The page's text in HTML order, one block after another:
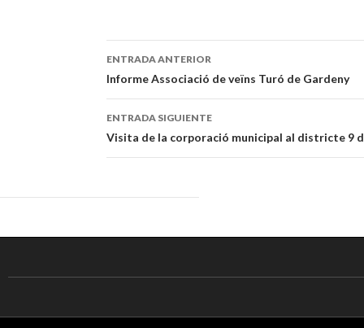
Navegación
de
entradas
ENTRADA ANTERIOR
Informe Associació de veïns Turó de Gardeny
ENTRADA SIGUIENTE
Visita de la corporació municipal al districte 9